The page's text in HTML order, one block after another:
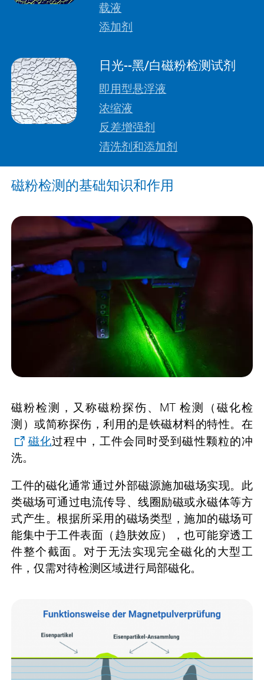
载液
添加剂
日光--黑/白磁粉检测试剂
即用型悬浮液
浓缩液
反差增强剂
清洗剂和添加剂
磁粉检测的基础知识和作用
磁粉检测，又称磁粉探伤、MT 检测（磁化检
测）或简称探伤，利用的是铁磁材料的特性。在
磁化过程中，工件会同时受到磁性颗粒的冲
洗。
工件的磁化通常通过外部磁源施加磁场实现。此
类磁场可通过电流传导、线圈励磁或永磁体等方
式产生。根据所采用的磁场类型，施加的磁场可
能集中于工件表面（趋肤效应），也可能穿透工
件整个截面。对于无法实现完全磁化的大型工
件，仅需对待检测区域进行局部磁化。